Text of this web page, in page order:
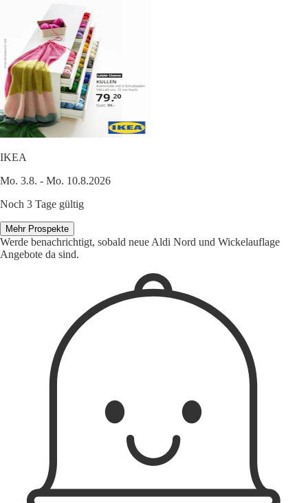
IKEA
Mo. 3.8. - Mo. 10.8.2026
Noch 3 Tage gültig
Mehr Prospekte
Werde benachrichtigt, sobald neue Aldi Nord und Wickelauflage
Angebote da sind.